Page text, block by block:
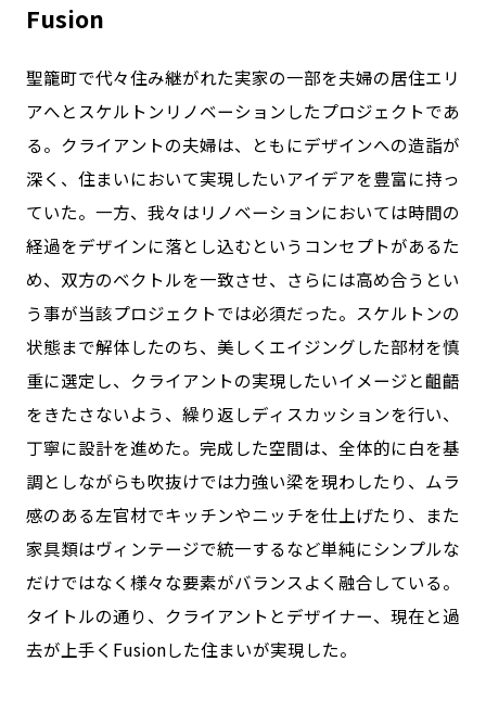
Fusion
聖籠町で代々住み継がれた実家の一部を夫婦の居住エリ
アへとスケルトンリノベーションしたプロジェクトであ
る。クライアントの夫婦は、ともにデザインへの造詣が
深く、住まいにおいて実現したいアイデアを豊富に持っ
ていた。一方、我々はリノベーションにおいては時間の
経過をデザインに落とし込むというコンセプトがあるた
め、双方のベクトルを一致させ、さらには高め合うとい
う事が当該プロジェクトでは必須だった。スケルトンの
状態まで解体したのち、美しくエイジングした部材を慎
重に選定し、クライアントの実現したいイメージと齟齬
をきたさないよう、繰り返しディスカッションを行い、
丁寧に設計を進めた。完成した空間は、全体的に白を基
調としながらも吹抜けでは力強い梁を現わしたり、ムラ
感のある左官材でキッチンやニッチを仕上げたり、また
家具類はヴィンテージで統一するなど単純にシンプルな
だけではなく様々な要素がバランスよく融合している。
タイトルの通り、クライアントとデザイナー、現在と過
去が上手くFusionした住まいが実現した。